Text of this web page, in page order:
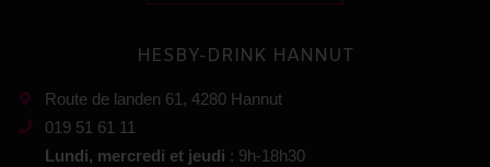
HESBY-DRINK HANNUT
Route de landen 61, 4280 Hannut
019 51 61 11
Lundi, mercredi et jeudi : 9h-18h30